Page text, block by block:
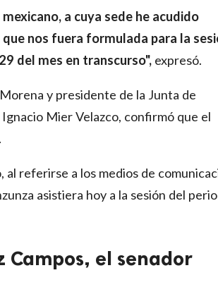
a cuya sede he acudido
nos fuera formulada para la
del mes en transcurso", expresó.
y presidente de la Junta de
Mier Velazco, confirmó que el
al referirse a los medios de
asistiera hoy a la sesión del
Campos, el senador